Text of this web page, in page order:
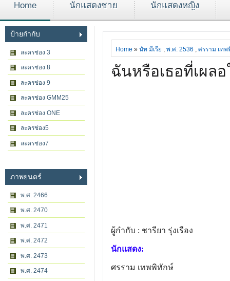
Home นักแสดงชาย นักแสดงหญิง
ป้ายกำกับ
ละครช่อง 3
ละครช่อง 8
ละครช่อง 9
ละครช่อง GMM25
ละครช่อง ONE
ละครช่อง5
ละครช่อง7
ภาพยนตร์
พ.ศ. 2466
พ.ศ. 2470
พ.ศ. 2471
พ.ศ. 2472
พ.ศ. 2473
พ.ศ. 2474
Home » นัท มีเรีย , พ.ศ. 2536 , ศรราม เท
ฉันหรือเธอที่เผลอ
ผู้กำกับ : ชารียา รุ่งเรือง
นักแสดง:
ศรราม เทพพิทักษ์